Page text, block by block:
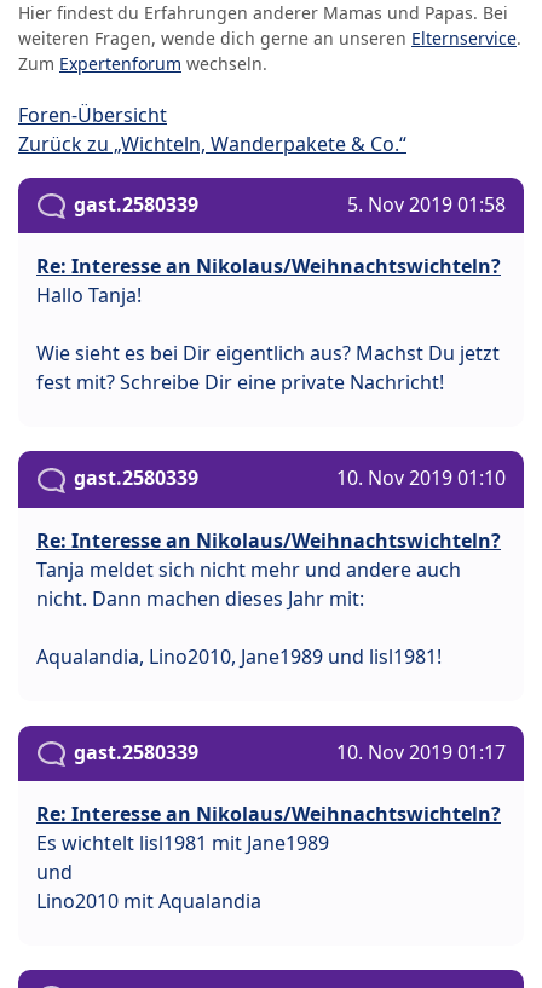
Hier findest du Erfahrungen anderer Mamas und Papas. Bei
weiteren Fragen, wende dich gerne an unseren Elternservice.
Zum Expertenforum wechseln.
Foren-Übersicht
Zurück zu „Wichteln, Wanderpakete & Co.“
gast.2580339 5. Nov 2019 01:58
Re: Interesse an Nikolaus/Weihnachtswichteln?
Hallo Tanja!
Wie sieht es bei Dir eigentlich aus? Machst Du jetzt
fest mit? Schreibe Dir eine private Nachricht!
gast.2580339 10. Nov 2019 01:10
Re: Interesse an Nikolaus/Weihnachtswichteln?
Tanja meldet sich nicht mehr und andere auch
nicht. Dann machen dieses Jahr mit:
Aqualandia, Lino2010, Jane1989 und lisl1981!
gast.2580339 10. Nov 2019 01:17
Re: Interesse an Nikolaus/Weihnachtswichteln?
Es wichtelt lisl1981 mit Jane1989
und
Lino2010 mit Aqualandia